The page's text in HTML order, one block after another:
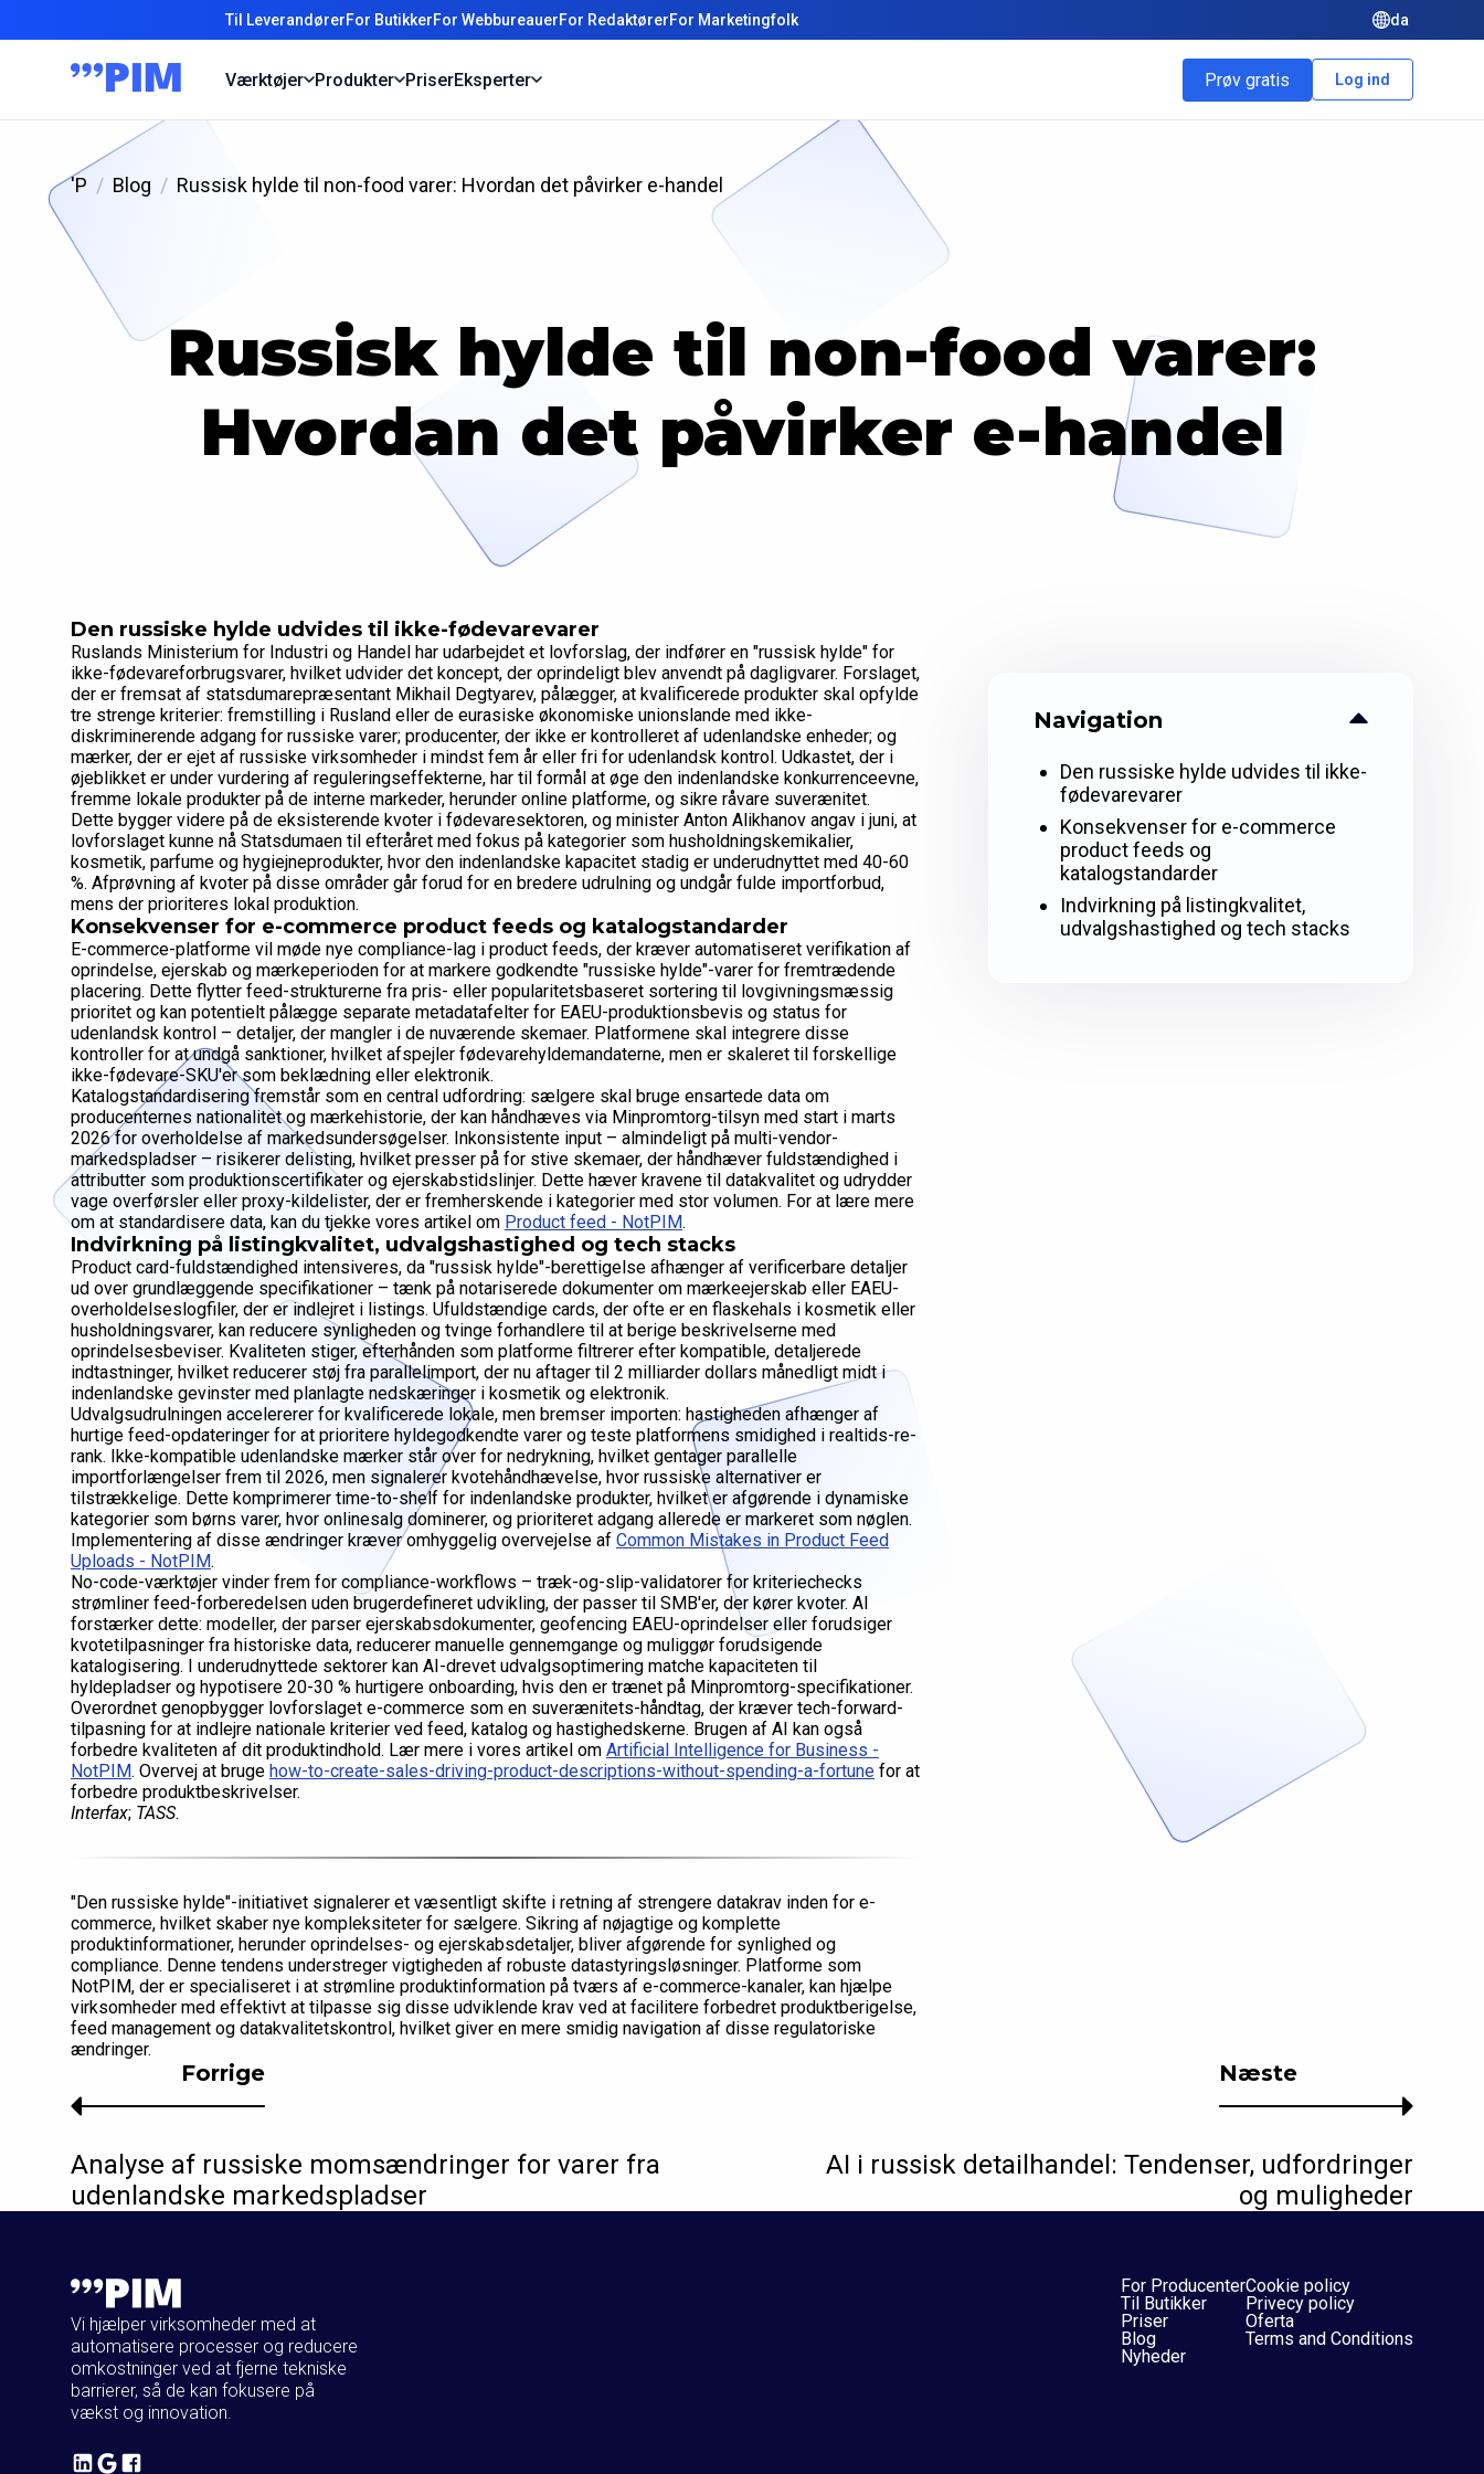
Til LeverandørerFor ButikkerFor WebbureauerFor RedaktørerFor Marketingfolk da
Værktøjer Produkter PriserEksperter Prøv gratis Log ind
'P Blog Russisk hylde til non-food varer: Hvordan det påvirker e-handel
Russisk hylde til non-food varer:
Hvordan det påvirker e-handel
Den russiske hylde udvides til ikke-fødevarevarer
Ruslands Ministerium for Industri og Handel har udarbejdet et lovforslag, der indfører en "russisk hylde" for
ikke-fødevareforbrugsvarer, hvilket udvider det koncept, der oprindeligt blev anvendt på dagligvarer. Forslaget,
der er fremsat af statsdumarepræsentant Mikhail Degtyarev, pålægger, at kvalificerede produkter skal opfylde
tre strenge kriterier: fremstilling i Rusland eller de eurasiske økonomiske unionslande med ikke-
diskriminerende adgang for russiske varer; producenter, der ikke er kontrolleret af udenlandske enheder; og
mærker, der er ejet af russiske virksomheder i mindst fem år eller fri for udenlandsk kontrol. Udkastet, der i
øjeblikket er under vurdering af reguleringseffekterne, har til formål at øge den indenlandske konkurrenceevne,
fremme lokale produkter på de interne markeder, herunder online platforme, og sikre råvare suverænitet.
Dette bygger videre på de eksisterende kvoter i fødevaresektoren, og minister Anton Alikhanov angav i juni, at
lovforslaget kunne nå Statsdumaen til efteråret med fokus på kategorier som husholdningskemikalier,
kosmetik, parfume og hygiejneprodukter, hvor den indenlandske kapacitet stadig er underudnyttet med 40-60
%. Afprøvning af kvoter på disse områder går forud for en bredere udrulning og undgår fulde importforbud,
mens der prioriteres lokal produktion.
Konsekvenser for e-commerce product feeds og katalogstandarder
E-commerce-platforme vil møde nye compliance-lag i product feeds, der kræver automatiseret verifikation af
oprindelse, ejerskab og mærkeperioden for at markere godkendte "russiske hylde"-varer for fremtrædende
placering. Dette flytter feed-strukturerne fra pris- eller popularitetsbaseret sortering til lovgivningsmæssig
prioritet og kan potentielt pålægge separate metadatafelter for EAEU-produktionsbevis og status for
udenlandsk kontrol – detaljer, der mangler i de nuværende skemaer. Platformene skal integrere disse
kontroller for at undgå sanktioner, hvilket afspejler fødevarehyldemandaterne, men er skaleret til forskellige
ikke-fødevare-SKU'er som beklædning eller elektronik.
Katalogstandardisering fremstår som en central udfordring: sælgere skal bruge ensartede data om
producenternes nationalitet og mærkehistorie, der kan håndhæves via Minpromtorg-tilsyn med start i marts
2026 for overholdelse af markedsundersøgelser. Inkonsistente input – almindeligt på multi-vendor-
markedspladser – risikerer delisting, hvilket presser på for stive skemaer, der håndhæver fuldstændighed i
attributter som produktionscertifikater og ejerskabstidslinjer. Dette hæver kravene til datakvalitet og udrydder
vage overførsler eller proxy-kildelister, der er fremherskende i kategorier med stor volumen. For at lære mere
om at standardisere data, kan du tjekke vores artikel om Product feed - NotPIM.
Indvirkning på listingkvalitet, udvalgshastighed og tech stacks
Product card-fuldstændighed intensiveres, da "russisk hylde"-berettigelse afhænger af verificerbare detaljer
ud over grundlæggende specifikationer – tænk på notariserede dokumenter om mærkeejerskab eller EAEU-
overholdelseslogfiler, der er indlejret i listings. Ufuldstændige cards, der ofte er en flaskehals i kosmetik eller
husholdningsvarer, kan reducere synligheden og tvinge forhandlere til at berige beskrivelserne med
oprindelsesbeviser. Kvaliteten stiger, efterhånden som platforme filtrerer efter kompatible, detaljerede
indtastninger, hvilket reducerer støj fra parallelimport, der nu aftager til 2 milliarder dollars månedligt midt i
indenlandske gevinster med planlagte nedskæringer i kosmetik og elektronik.
Udvalgsudrulningen accelererer for kvalificerede lokale, men bremser importen: hastigheden afhænger af
hurtige feed-opdateringer for at prioritere hyldegodkendte varer og teste platformens smidighed i realtids-re-
rank. Ikke-kompatible udenlandske mærker står over for nedrykning, hvilket gentager parallelle
importforlængelser frem til 2026, men signalerer kvotehåndhævelse, hvor russiske alternativer er
tilstrækkelige. Dette komprimerer time-to-shelf for indenlandske produkter, hvilket er afgørende i dynamiske
kategorier som børns varer, hvor onlinesalg dominerer, og prioriteret adgang allerede er markeret som nøglen.
Implementering af disse ændringer kræver omhyggelig overvejelse af Common Mistakes in Product Feed
Uploads - NotPIM.
No-code-værktøjer vinder frem for compliance-workflows – træk-og-slip-validatorer for kriteriechecks
strømliner feed-forberedelsen uden brugerdefineret udvikling, der passer til SMB'er, der kører kvoter. AI
forstærker dette: modeller, der parser ejerskabsdokumenter, geofencing EAEU-oprindelser eller forudsiger
kvotetilpasninger fra historiske data, reducerer manuelle gennemgange og muliggør forudsigende
katalogisering. I underudnyttede sektorer kan AI-drevet udvalgsoptimering matche kapaciteten til
hyldepladser og hypotisere 20-30 % hurtigere onboarding, hvis den er trænet på Minpromtorg-specifikationer.
Overordnet genopbygger lovforslaget e-commerce som en suverænitets-håndtag, der kræver tech-forward-
tilpasning for at indlejre nationale kriterier ved feed, katalog og hastighedskerne. Brugen af AI kan også
forbedre kvaliteten af dit produktindhold. Lær mere i vores artikel om Artificial Intelligence for Business -
NotPIM. Overvej at bruge how-to-create-sales-driving-product-descriptions-without-spending-a-fortune for at
forbedre produktbeskrivelser.
Interfax; TASS.
"Den russiske hylde"-initiativet signalerer et væsentligt skifte i retning af strengere datakrav inden for e-
commerce, hvilket skaber nye kompleksiteter for sælgere. Sikring af nøjagtige og komplette
produktinformationer, herunder oprindelses- og ejerskabsdetaljer, bliver afgørende for synlighed og
compliance. Denne tendens understreger vigtigheden af robuste datastyringsløsninger. Platforme som
NotPIM, der er specialiseret i at strømline produktinformation på tværs af e-commerce-kanaler, kan hjælpe
virksomheder med effektivt at tilpasse sig disse udviklende krav ved at facilitere forbedret produktberigelse,
feed management og datakvalitetskontrol, hvilket giver en mere smidig navigation af disse regulatoriske
ændringer.
Navigation
Den russiske hylde udvides til ikke-
fødevarevarer
Konsekvenser for e-commerce
product feeds og
katalogstandarder
Indvirkning på listingkvalitet,
udvalgshastighed og tech stacks
Næste
AI i russisk detailhandel: Tendenser, udfordringer
og muligheder
Forrige
Analyse af russiske momsændringer for varer fra
udenlandske markedspladser
Vi hjælper virksomheder med at
automatisere processer og reducere
omkostninger ved at fjerne tekniske
barrierer, så de kan fokusere på
vækst og innovation.
For Producenter
Til Butikker
Priser
Blog
Nyheder
Cookie policy
Privecy policy
Oferta
Terms and Conditions